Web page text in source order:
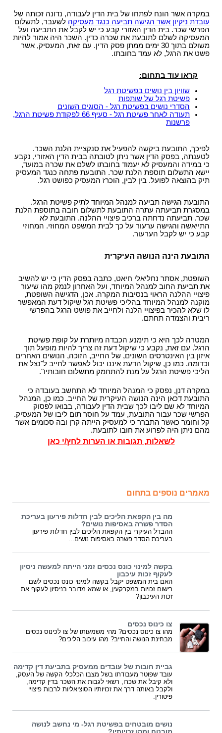
במקרה אשר הונח לפתחו של בית הדין לעבודה, נדונה זכותה של
עובדת ניקיון אשר הגישה תביעה כנגד מעסיקה לשעבר, לתשלום
הפרשי שכר. בית הדין האזורי קבע כי יש לקבל את התביעה ועל
המעסיקה לשלם לתובעת את שכרה כדין. השכר היה אמור להיות
משולם בתוך 30 ימים ממתן פסק הדין. עם זאת, המעסיק, אשר
פשט את הרגל, לא עמד בחובתו.
קראו עוד בתחום:
שוויון בין נושים בפשיטת רגל
פשיטת רגל של שותפות
הסדרי נושים בפשיטת רגל - הסוגים השונים
תעודה לאחר פשיטת רגל - סעיף 66 לפקודת פשיטת הרגל,
פרשנות
לפיכך, התובעת ביקשה להפעיל את סנקציית הלנת השכר.
לטענתה, בפסק הדין אשר ניתן לטובתה בבית הדין האזורי, נקבע
כי במידה והמעסיק לא יעמוד בחובתו לשלם את שכרה במועד,
יישא התשלום תוספת הלנת שכר. התובעת פתחה כנגד המעסיק
תיק בהוצאה לפועל. בין לבין, הוכרז המעסיק כפושט רגל.
התובעת הגישה תביעה למנהל המיוחד לתיק פשיטת הרגל.
במסגרת תביעתה עתרה התובעת לתשלום חובה בתוספת הלנת
שכר. תביעתה נדחתה ברכיב פיצויי ההלנה. התובעת לא
התייאשה והגישה ערעור על כך לבית המשפט המחוזי. המחוזי
קבע כי יש לקבל הערעור.
התובעת הינה הנושה העיקרית
השופטת, אסתר נחליאלי חיאט, כתבה בפסק הדין כי יש להשיב
את תביעת החוב למנהל המיוחד, ועל האחרון לנמק מהו שיעור
פיצויי ההלנה הראוי בנסיבות המקרה. אכן, הדגישה השופטת,
מוקנה למנהל המיוחד בהליכי פשיטת רגל שיקול דעת המאפשר
לו שלא להכיר בפיצויי הלנה ולחייב את פושט הרגל בהפרשי
ריבית והצמדה תחתם.
המטרה לכך היא כי תימנע הכבדה מיותרת על קופת פשיטת
הרגל. עם זאת, נקבע כי שיקול דעת זה צריך להיות מופעל תוך
איזון בין האינטרסים השונים, של החייב, הזוכה, הנושים האחרים
וכדומה. כמו כן, שיקול הדעת איננו יכול לאפשר לחייב ל"נצל את
הליכי פשיטת הרגל על מנת להתחמק מתשלום חובותיו".
במקרה דנן, נפסק כי המנהל המיוחד לא התחשב בעובדה כי
התובעת דכאן הינה הנושה העיקרית של החייב. כמו כן, המנהל
המיוחד לא שם ליבו לכך שבית הדין לעבודה, בבואו לפסוק
הפרשי שכר עבור התובעת, עמד על חוסר תום ליבו של המעסיק.
קל וחומר כאשר התברר כי למעסיק הייתה קרן ובה סכומים אשר
מהם ניתן היה לפרוע את חובו לתובעת.
לשאלות, תגובות או הערות לחץ/י כאן
מאמרים נוספים בתחום
מה בין הקפאת הליכים לבין חדלות פירעון בעריכת
הסדר פשרה באסיפות נושים?
ההבדל העיקרי בין הקפאת הליכים לבין חדלות פירעון
בעריכת הסדר פשרה באסיפות נושים...
בקשה למינוי כונס נכסים זמני הייתה למעשה ניסיון
לעקוף זכות עיכבון
האם בית המשפט יקבל בקשה למינוי כונס נכסים לשם
רישום זכויות במקרקעין, או שמא מדובר בניסיון לעקוף את
זכות העיכבון?
צו כינוס נכסים
מהו צו כינוס נכסים? מהי משמעותו של צו לכינוס נכסים
מבחינת הנושה והחייב? מהו עיכוב הליכים?
גביית חובות של עובדים ממעסיק בתביעת דין קדימה
עובד שפוטר מעבודתו בשל מצבו הכלכלי הקשה של העסק,
ולא קיבל את שכרו, רשאי לגבות את השכר בדין קדימה,
ולקבל באותה דרך את זכויותיו הסוציאליות לרבות פיצויי
פיטורין.
נושים מובטחים בפשיטת רגל- מי נחשב לנושה